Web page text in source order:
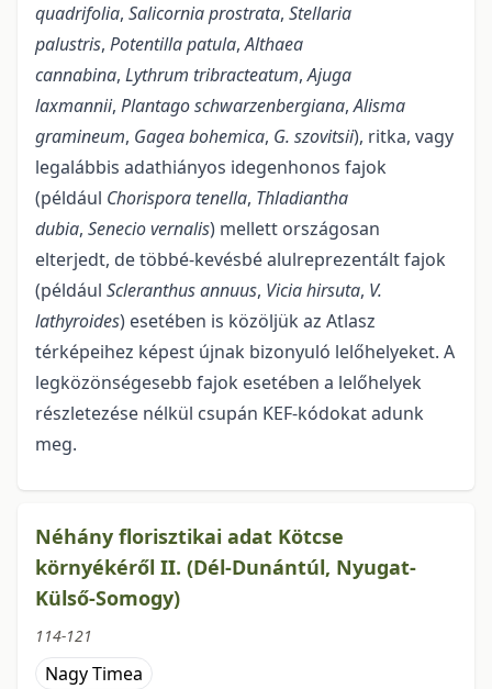
quadrifolia, Salicornia prostrata, Stellaria
palustris, Potentilla patula,Althaea
cannabina, Lythrum tribracteatum,Ajuga
laxmannii, Plantago schwarzenbergiana,Alisma
gramineum, Gagea bohemica, G. szovitsii), ritka, vagy
legalábbis adathiányos idegenhonos fajok
(például Chorispora tenella, Thladiantha
dubia, Senecio vernalis) mellett országosan
elterjedt, de többé-kevésbé alulreprezentált fajok
(például Scleranthus annuus, Vicia hirsuta, V.
lathyroides) esetében is közöljük az Atlasz
térképeihez képest újnak bizonyuló lelőhelyeket. A
legközönségesebb fajok esetében a lelőhelyek
részletezése nélkül csupán KEF-kódokat adunk
meg.
Néhány florisztikai adat Kötcse
környékéről II. (Dél-Dunántúl, Nyugat-
Külső-Somogy)
114-121
Nagy Timea